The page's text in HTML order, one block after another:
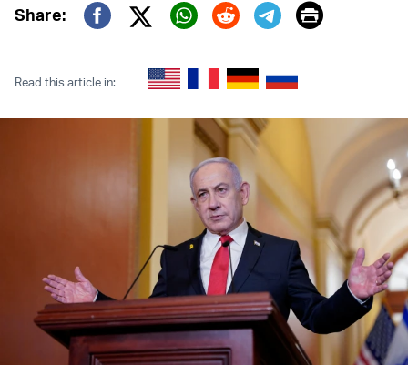
Share:
Twitter (X)
Print
Read this article in: